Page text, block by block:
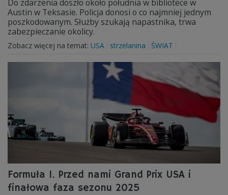
Do zdarzenia doszło około południa w bibliotece w
Austin w Teksasie. Policja donosi o co najmniej jednym
poszkodowanym. Służby szukają napastnika, trwa
zabezpieczanie okolicy.
Zobacz więcej na temat: USA strzelanina ŚWIAT
Formuła 1. Przed nami Grand Prix USA i
finałowa faza sezonu 2025